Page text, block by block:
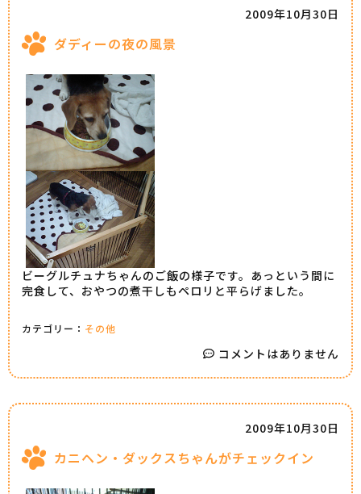
ダディーの夜の風景
2009年10月30日
ビーグルチュナちゃんのご飯の様子です。あっという間に
完食して、おやつの煮干しもペロリと平らげました。
カテゴリー： その他
コメントはありません
カニヘン・ダックスちゃんがチェックイン
2009年10月30日